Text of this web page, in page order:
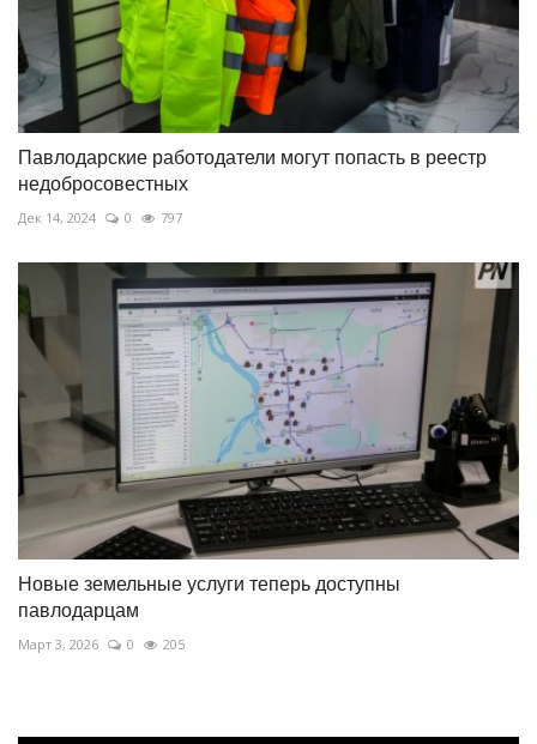
Павлодарские работодатели могут попасть в реестр
недобросовестных
Дек 14, 2024 0 797
Новые земельные услуги теперь доступны
павлодарцам
Март 3, 2026 0 205